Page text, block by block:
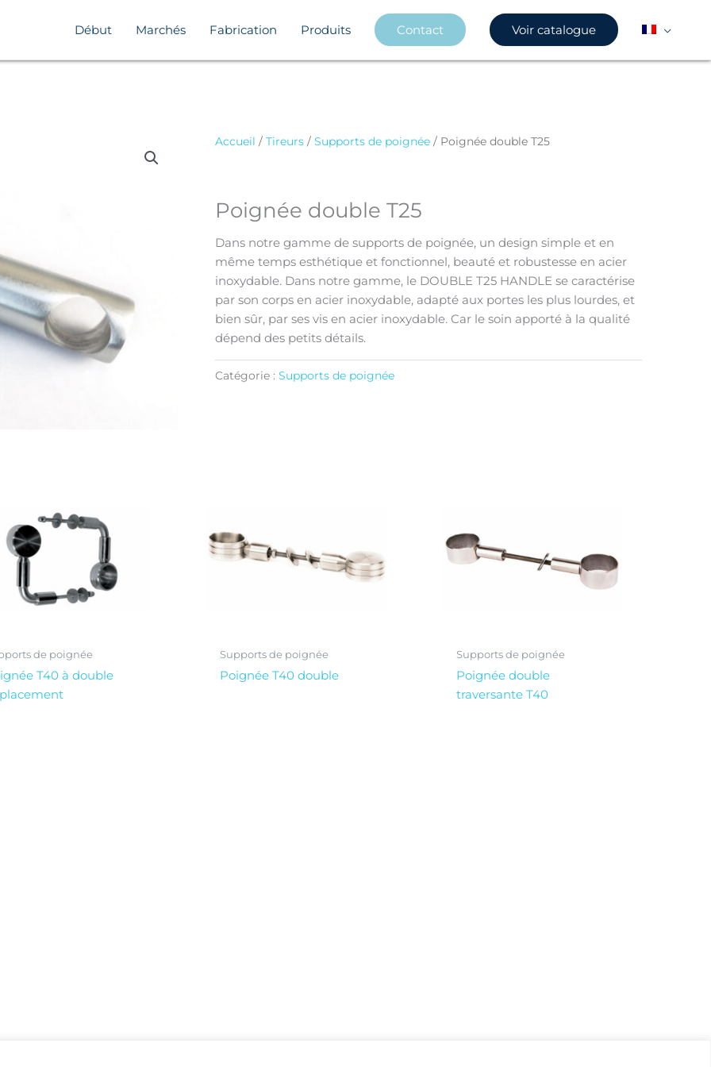
Début Marchés Fabrication Produits Contact Voir catalogue
Accueil / Tireurs/ Supports de poignée/ Poignée double T25
Poignée double T25
Dans notre gamme de supports de poignée, un design simple et en
même temps esthétique et fonctionnel, beauté et robustesse en acier
inoxydable. Dans notre gamme, le DOUBLE T25 HANDLE se caractérise
par son corps en acier inoxydable, adapté aux portes les plus lourdes, et
bien sûr, par ses vis en acier inoxydable. Car le soin apporté à la qualité
dépend des petits détails.
Catégorie : Supports de poignée
de poignée
T40 à double
Supports de poignée
Poignée T40 double
Supports de poignée
Poignée double
traversante T40